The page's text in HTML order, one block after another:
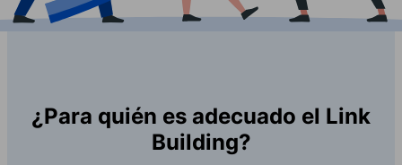
¿Para quién es adecuado el Link
Building?